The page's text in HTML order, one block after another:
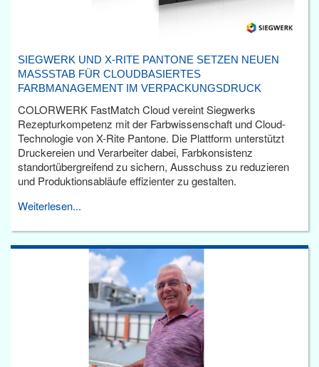
SIEGWERK UND X-RITE PANTONE SETZEN NEUEN
MASSSTAB FÜR CLOUDBASIERTES F
ARBMANAGEMENT IM VERPACKUNGSDRUCK
COLORWERK FastMatch Cloud vereint Siegwerks
Rezepturkompetenz mit der Farbwissenschaft und Cloud-
Technologie von X-Rite Pantone. Die Plattform unterstützt
Druckereien und Verarbeiter dabei, Farbkonsistenz
standortübergreifend zu sichern, Ausschuss zu reduzieren
und Produktionsabläufe effizienter zu gestalten.
Weiterlesen...